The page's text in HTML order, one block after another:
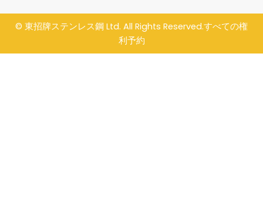
ク
e
© 東招牌ステンレス鋼 Ltd. All Rights Reserved.すべての権
利予約